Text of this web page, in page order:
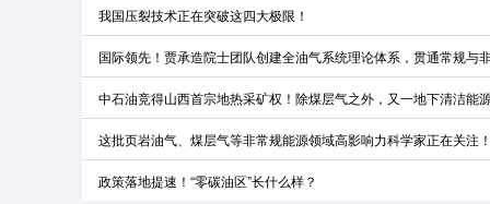
我国压裂技术正在突破这四大极限！
国际领先！贾承造院士团队创建全油气系统理论体系，贯通常规与
中石油竞得山西首宗地热采矿权！除煤层气之外，又一地下清洁能
这批页岩油气、煤层气等非常规能源领域高影响力科学家正在关注
政策落地提速！“零碳油区”长什么样？